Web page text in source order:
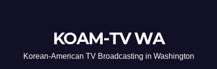
KOAM-TV WA
Korean-American TV Broadcasting in Washington